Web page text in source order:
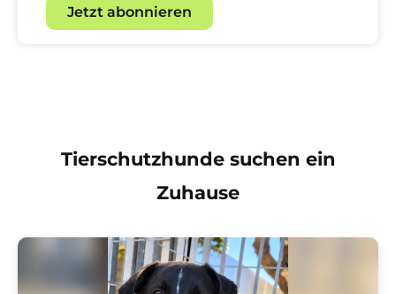
Jetzt abonnieren
Tierschutzhunde suchen ein
Zuhause